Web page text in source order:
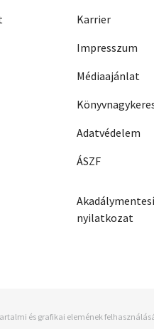
Karrier
Impresszum
Médiaajánlat
Adatvédelem
ÁSZF
nyilatkozat
és grafikai elemének